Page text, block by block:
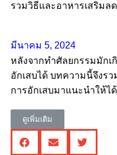
รวมวิธีและอาหารเสริมล
มีนาคม 5, 2024
หลังจากทำศัลยกรรมมักเ
อักเสบได้ บทความนี้จึงร
การอักเสบมาแนะนำให้ไ
ดูเพิ่มเติม